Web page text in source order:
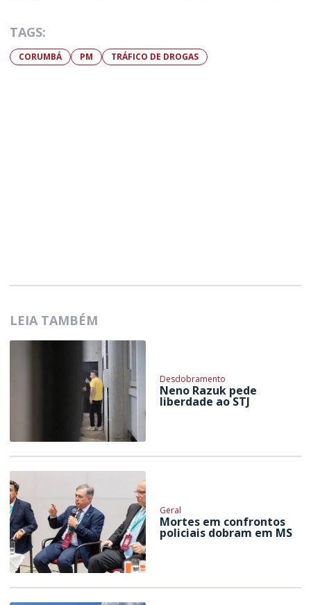
TAGS:
CORUMBÁ PM TRÁFICO DE DROGAS
LEIA TAMBÉM
Desdobramento
Neno Razuk pede
liberdade ao STJ
Geral
Mortes em confrontos
policiais dobram em MS